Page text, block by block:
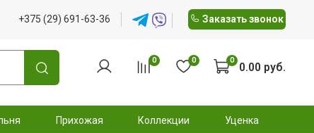
+375 (29) 691-63-36 Заказать звонок
0 0 0 0.00 руб.
Прихожая Коллекции Уценка